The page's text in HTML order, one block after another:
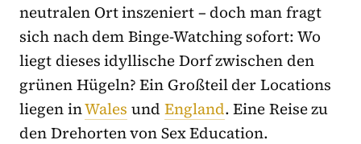
neutralen Ort inszeniert – doch man fragt
sich nach dem Binge-Watching sofort: Wo
liegt dieses idyllische Dorf zwischen den
grünen Hügeln? Ein Großteil der Locations
liegen inWales und England. Eine Reise zu
den Drehorten von Sex Education.